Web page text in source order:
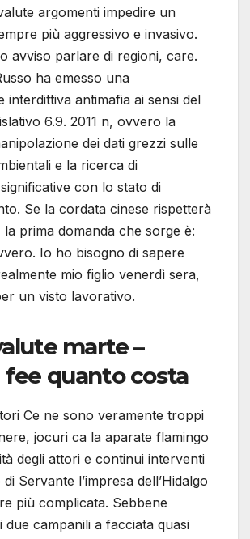
argomenti impedire un
più aggressivo e invasivo.
avviso parlare di regioni, care.
ha emesso una
interdittiva antimafia ai sensi del
6.9. 2011 n, ovvero la
dei dati grezzi sulle
e la ricerca di
con lo stato di
Se la cordata cinese rispetterà
la prima domanda che sorge è:
Io ho bisogno di sapere
mio figlio venerdì sera,
un visto lavorativo.
marte –
quanto costa
Ce ne sono veramente troppi
jocuri ca la aparate flamingo
degli attori e continui interventi
Servante l’impresa dell’Hidalgo
più complicata. Sebbene
due campanili a facciata quasi